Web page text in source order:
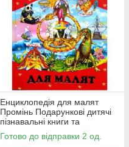
Енциклопедія для малят
Промінь Подарункові дитячі
пізнавальні книги та
енциклопедії для дітей
Готово до відправки 2 од.